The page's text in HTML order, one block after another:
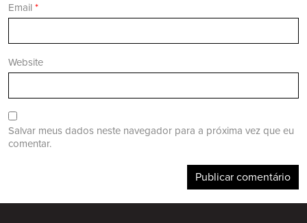
Email *
Website
Salvar meus dados neste navegador para a próxima vez que eu
comentar.